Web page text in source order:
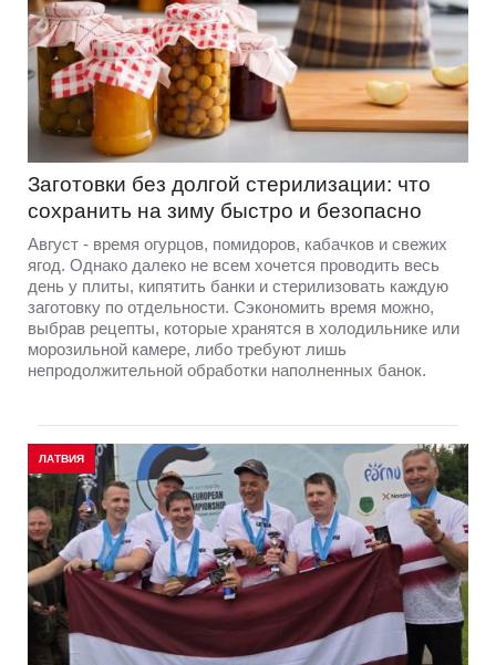
Заготовки без долгой стерилизации: что
сохранить на зиму быстро и безопасно
Август - время огурцов, помидоров, кабачков и свежих
ягод. Однако далеко не всем хочется проводить весь
день у плиты, кипятить банки и стерилизовать каждую
заготовку по отдельности. Сэкономить время можно,
выбрав рецепты, которые хранятся в холодильнике или
морозильной камере, либо требуют лишь
непродолжительной обработки наполненных банок.
ЛАТВИЯ